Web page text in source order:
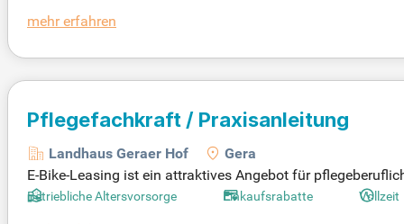
r bzw. Pharmareferent. Bewerben Sie sich jetzt und werden
mehr erfahren
Pflegefachkraft / Praxisanleitung
Landhaus Geraer Hof
Gera
E-Bike-Leasing ist ein attraktives Angebot für
rlaubnis und guten Deutschkenntnissen (mindestens B1).
Betriebliche Altersvorsorge Einkaufsrabatte Vollzeit